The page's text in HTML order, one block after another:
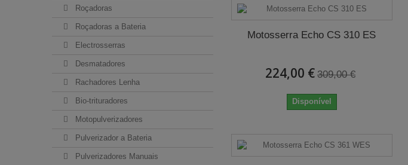
Roçadoras
Roçadoras a Bateria
Electrosserras
Desmatadores
Rachadores Lenha
Bio-trituradores
Motopulverizadores
Pulverizador a Bateria
Pulverizadores Manuais
Motosserra Echo CS 310 ES
224,00 € 309,00 €
Disponível